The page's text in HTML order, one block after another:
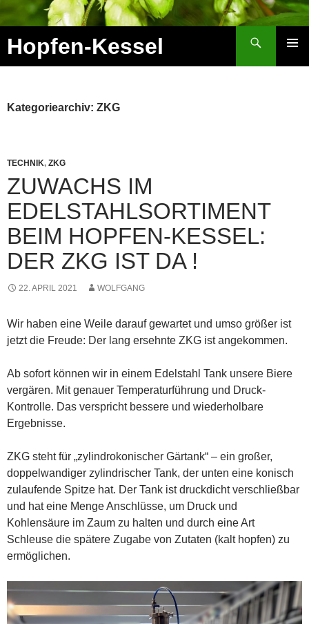
Zum
Inhalt
springen
Hopfen-Kessel
Kategoriearchiv: ZKG
TECHNIK, ZKG
ZUWACHS IM
EDELSTAHLSORTIMENT
BEIM HOPFEN-KESSEL:
DER ZKG IST DA !
22. APRIL 2021 WOLFGANG
Wir haben eine Weile darauf gewartet und umso größer ist
jetzt die Freude: Der lang ersehnte ZKG ist angekommen.
Ab sofort können wir in einem Edelstahl Tank unsere Biere
vergären. Mit genauer Temperaturführung und Druck-
Kontrolle. Das verspricht bessere und wiederholbare
Ergebnisse.
ZKG steht für „zylindrokonischer Gärtank“ – ein großer,
doppelwandiger zylindrischer Tank, der unten eine konisch
zulaufende Spitze hat. Der Tank ist druckdicht verschließbar
und hat eine Menge Anschlüsse, um Druck und
Kohlensäure im Zaum zu halten und durch eine Art
Schleuse die spätere Zugabe von Zutaten (kalt hopfen) zu
ermöglichen.